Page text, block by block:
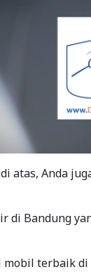
atas, Anda
di Bandung
terbaik di